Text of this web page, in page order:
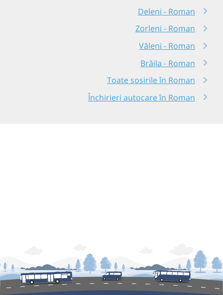
Deleni - Roman
Zorleni - Roman
Văleni - Roman
Brăila - Roman
Toate sosirile în Roman
Închirieri autocare în Roman